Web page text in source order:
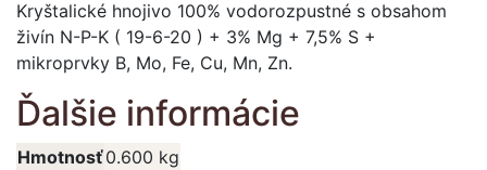
Kryštalické hnojivo 100% vodorozpustné s obsahom
živín N-P-K ( 19-6-20 ) + 3% Mg + 7,5% S +
mikroprvky B, Mo, Fe, Cu, Mn, Zn.
Ďalšie informácie
Hmotnosť0.600 kg